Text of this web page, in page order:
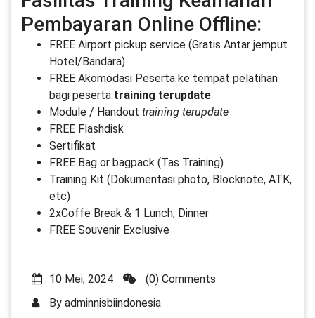
Pembayaran Online Offline:
FREE Airport pickup service (Gratis Antar jemput
Hotel/Bandara)
FREE Akomodasi Peserta ke tempat pelatihan
bagi peserta training terupdate
Module / Handout training terupdate
FREE Flashdisk
Sertifikat
FREE Bag or bagpack (Tas Training)
Training Kit (Dokumentasi photo, Blocknote, ATK,
etc)
2xCoffe Break & 1 Lunch, Dinner
FREE Souvenir Exclusive
10 Mei, 2024
(0) Comments
By adminnisbiindonesia